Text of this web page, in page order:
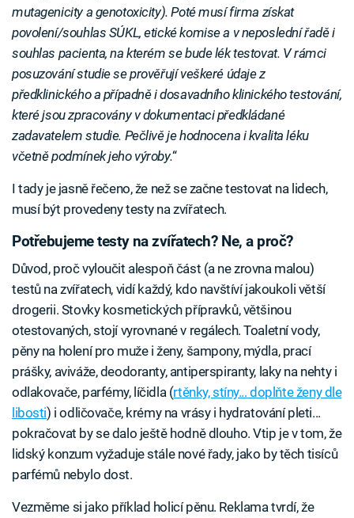
mutagenicity a genotoxicity). Poté musí firma získat
povolení/souhlas SÚKL, etické komise a v neposlední řadě i
souhlas pacienta, na kterém se bude lék testovat. V rámci
posuzování studie se prověřují veškeré údaje z
předklinického a případně i dosavadního klinického testování,
které jsou zpracovány v dokumentaci předkládané
zadavatelem studie. Pečlivě je hodnocena i kvalita léku
včetně podmínek jeho výroby.“
I tady je jasně řečeno, že než se začne testovat na lidech,
musí být provedeny testy na zvířatech.
Potřebujeme testy na zvířatech? Ne, a proč?
Důvod, proč vyloučit alespoň část (a ne zrovna malou)
testů na zvířatech, vidí každý, kdo navštíví jakoukoli větší
drogerii. Stovky kosmetických přípravků, většinou
otestovaných, stojí vyrovnané v regálech. Toaletní vody,
pěny na holení pro muže i ženy, šampony, mýdla, prací
prášky, aviváže, deodoranty, antiperspiranty, laky na nehty i
odlakovače, parfémy, líčidla (rtěnky, stíny... doplňte ženy dle
libosti) i odličovače, krémy na vrásy i hydratování pleti...
pokračovat by se dalo ještě hodně dlouho. Vtip je v tom, že
lidský konzum vyžaduje stále nové řady, jako by těch tisíců
parfémů nebylo dost.
Vezměme si jako příklad holicí pěnu. Reklama tvrdí, že